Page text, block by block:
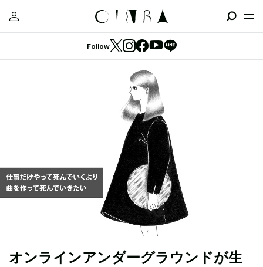
Follow
オンラインアンダーグラウンドが生